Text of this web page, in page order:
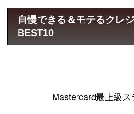
自慢できる＆モテるクレ
BEST10
Mastercard最上級ス